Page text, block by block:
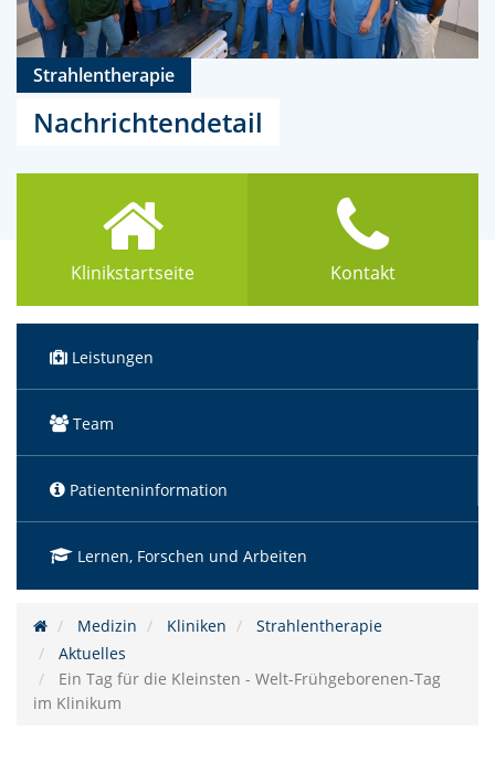
Strahlentherapie
Nachrichtendetail
Klinikstartseite Kontakt
Leistungen
Team
Patienteninformation
Lernen, Forschen und Arbeiten
Medizin Kliniken
Strahlentherapie
Aktuelles
Ein Tag für die Kleinsten - Welt-Frühgeborenen-Tag
im Klinikum